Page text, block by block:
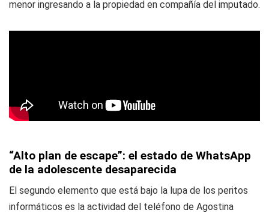
menor ingresando a la propiedad en compañía del imputado.
“Alto plan de escape”: el estado de WhatsApp
de la adolescente desaparecida
El segundo elemento que está bajo la lupa de los peritos
informáticos es la actividad del teléfono de Agostina